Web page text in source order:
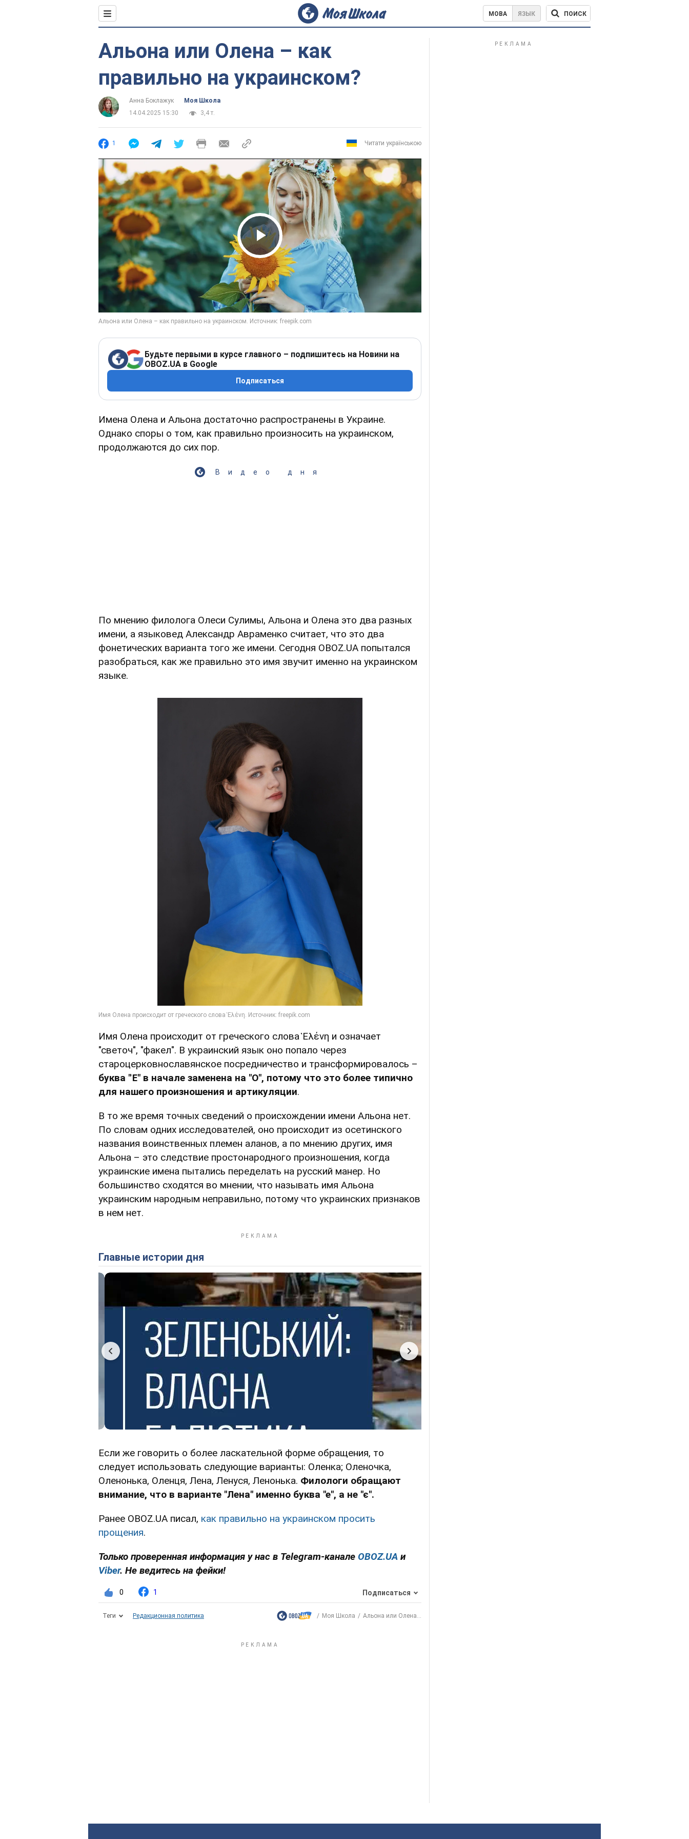
МОВА ЯЗЫК ПОИСК
Альона или Олена – как
правильно на украинском?
Анна Боклажук
Моя Школа
14.04.2025 15:30
3,4 т.
1 Читати українською
Play Video
Будьте первыми в курсе главного – подпишитесь на Новини на
OBOZ.UA в Google
Подписаться
Имена Олена и Альона достаточно распространены в Украине.
Однако споры о том, как правильно произносить на украинском,
продолжаются до сих пор.
Видео дня
По мнению филолога Олеси Сулимы, Альона и Олена это два разных
имени, а языковед Александр Авраменко считает, что это два
фонетических варианта того же имени. Сегодня OBOZ.UA попытался
разобраться, как же правильно это имя звучит именно на украинском
языке.
Имя Олена происходит от греческого слова Ἑλένη и означает
"светоч", "факел". В украинский язык оно попало через
староцерковнославянское посредничество и трансформировалось –
буква "Ἑ" в начале заменена на "О", потому что это более типично
для нашего произношения и артикуляции.
В то же время точных сведений о происхождении имени Альона нет.
По словам одних исследователей, оно происходит из осетинского
названия воинственных племен аланов, а по мнению других, имя
Альона – это следствие простонародного произношения, когда
украинские имена пытались переделать на русский манер. Но
большинство сходятся во мнении, что называть имя Альона
украинским народным неправильно, потому что украинских признаков
в нем нет.
Главные истории дня
Если же говорить о более ласкательной форме обращения, то
следует использовать следующие варианты: Оленка; Оленочка,
Оленонька, Оленця, Лена, Ленуся, Ленонька. Филологи обращают
внимание, что в варианте "Лена" именно буква "е", а не "є".
Ранее OBOZ.UA писал, как правильно на украинском просить
прощения.
Только проверенная информация у нас в Telegram-канале OBOZ.UA и
Viber. Не ведитесь на фейки!
0 1 Подписаться
Теги Редакционная политика Моя Школа Альона или Олена...